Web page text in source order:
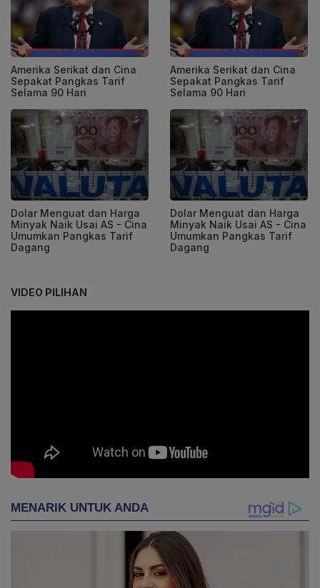
Amerika Serikat dan Cina
Sepakat Pangkas Tarif
Selama 90 Hari
Amerika Serikat dan Cina
Sepakat Pangkas Tarif
Selama 90 Hari
Dolar Menguat dan Harga
Minyak Naik Usai AS - Cina
Umumkan Pangkas Tarif
Dagang
Dolar Menguat dan Harga
Minyak Naik Usai AS - Cina
Umumkan Pangkas Tarif
Dagang
VIDEO PILIHAN